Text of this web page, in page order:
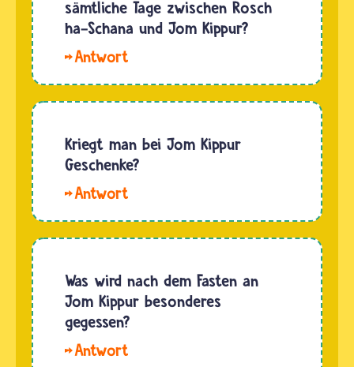
Hebräischen
übersetzt
„Tag der
Entsühnung“.
sämtliche Tage zwischen Rosch
ha-Schana und Jom Kippur?
Nein,
und
Juden
nicht
sämtliche
Tage
Rosch
ha-
Schana
und Jom
Kriegt man bei Jom Kippur
Geschenke?
An Jom
sollen
gläubige
Jüdinnen
und
Juden
Was wird nach dem Fasten an
Jom Kippur besonderes
gegessen?